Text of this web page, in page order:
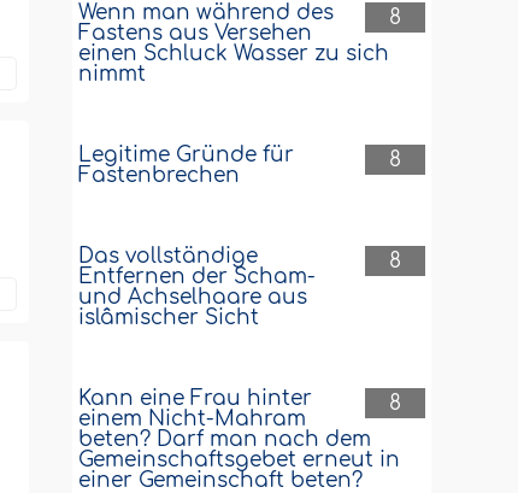
8
Wenn man während des
Fastens aus Versehen
einen Schluck Wasser zu sich
nimmt
8
Legitime Gründe für
Fastenbrechen
8
Das vollständige
Entfernen der Scham-
und Achselhaare aus
islâmischer Sicht
8
Kann eine Frau hinter
einem Nicht-Mahram
beten? Darf man nach dem
Gemeinschaftsgebet erneut in
einer Gemeinschaft beten?